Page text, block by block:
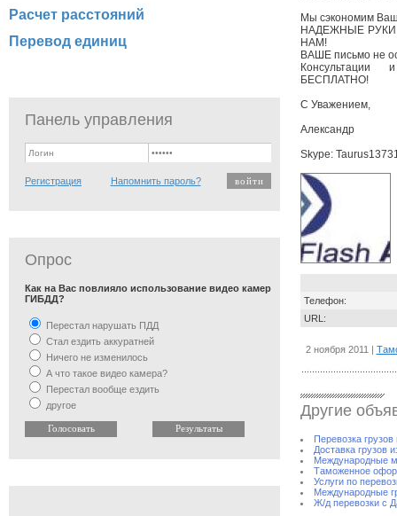
Расчет расстояний
Перевод единиц
Панель управления
Регистрация Напомнить пароль?
Опрос
Как на Вас повлияло использование видео камер
ГИБДД?
Перестал нарушать ПДД
Стал ездить аккуратней
Ничего не изменилось
А что такое видео камера?
Перестал вообще ездить
другое
Мы сэкономим
НАДЕЖНЫЕ
НАМ!
ВАШЕ письмо не
Консультации
БЕСПЛАТНО!
С Уважением,
Александр
Skype:
Телефон:
URL:
2 ноября 2011 |
Другие
Перевозка
Доставка грузов
Международные
Таможенное
Услуги по
Международные
Ж/д перевозки с